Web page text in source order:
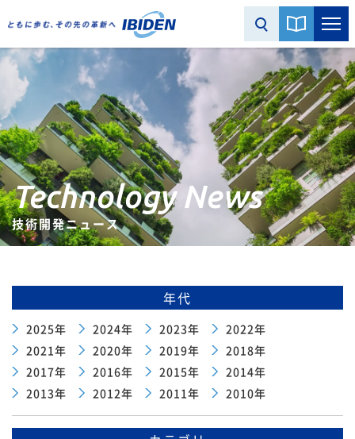
Technology News
技術開発ニュース
年代
2025年 2024年 2023年
2022年
2021年
2020年 2019年
2018年
2017年
2016年 2015年
2014年
2013年
2012年 2011年 2010年